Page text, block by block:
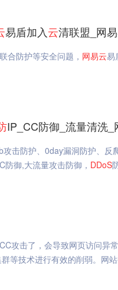
易盾加入云清联盟_网
合防护等安全问题， 网易云易
IP_CC防御_流量清洗_
击防护、0day漏洞防护、
防御,大流量攻击防御， DDoS
攻击了，会导致网页访问异
等技术进行有效的削弱。网